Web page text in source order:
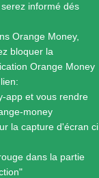
informé dés
Orange Money,
bloquer la
Orange Money
app et vous rendre
money
la capture d'écran ci
dans la partie